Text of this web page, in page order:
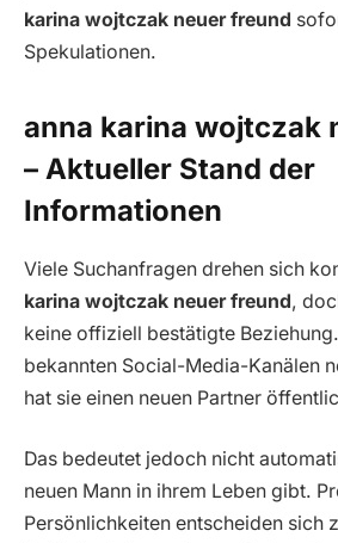
karina wojtczak neuer freund
Spekulationen.
anna karina wojtczak
– Aktueller Stand der
Informationen
Viele Suchanfragen drehen sich
karina wojtczak neuer freund,
keine offiziell bestätigte
bekannten Social-Media-Kanälen
hat sie einen neuen Partner
Das bedeutet jedoch nicht
neuen Mann in ihrem Leben gibt.
Persönlichkeiten entscheiden sich